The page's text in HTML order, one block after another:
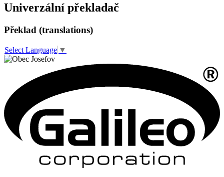
Univerzální překladač
Překlad (translations)
Select Language ▼